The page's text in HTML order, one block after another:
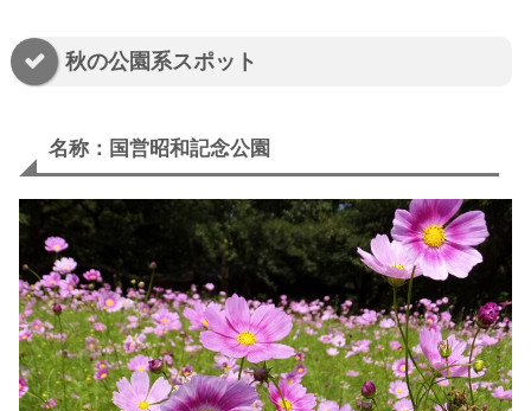
秋の公園系スポット
名称：国営昭和記念公園